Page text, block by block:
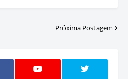
Próxima Postagem